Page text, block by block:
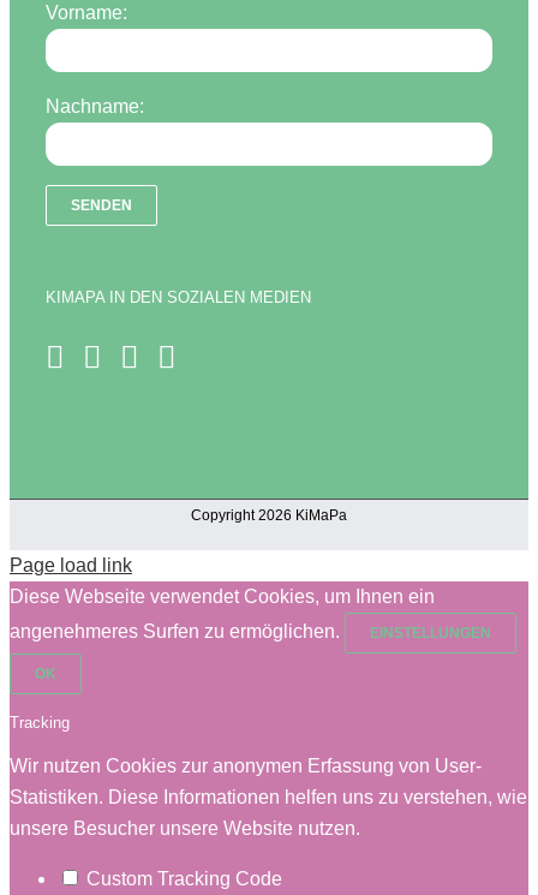
Vorname:
Nachname:
KIMAPA IN DEN SOZIALEN MEDIEN
Copyright 2026 KiMaPa
Page load link
Diese Webseite verwendet Cookies, um Ihnen ein
angenehmeres Surfen zu ermöglichen.
EINSTELLUNGEN
OK
Tracking
Wir nutzen Cookies zur anonymen Erfassung von User-
Statistiken. Diese Informationen helfen uns zu verstehen, wie
unsere Besucher unsere Website nutzen.
Custom Tracking Code